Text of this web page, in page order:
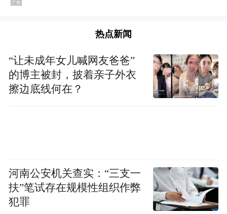
热点新闻
“让未成年女儿喊网友爸爸”
的博主被封，披着亲子外衣
擦边底线何在？
河南公安机关查实：“三支一
扶”笔试存在规模性组织作弊
犯罪